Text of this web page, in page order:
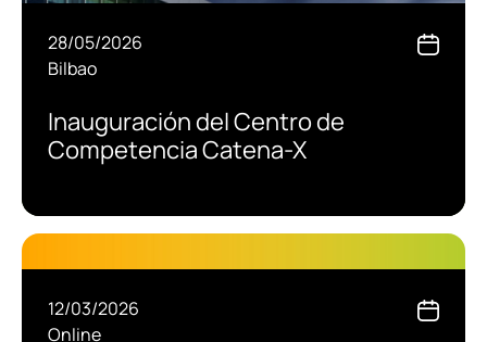
28/05/2026
Bilbao
Inauguración del Centro de
Competencia Catena-X
12/03/2026
Online